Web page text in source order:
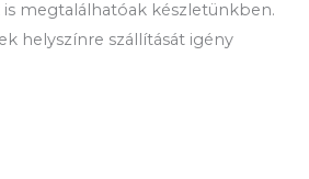
is megtalálhatóak készletünkben.
helyszínre szállítását igény